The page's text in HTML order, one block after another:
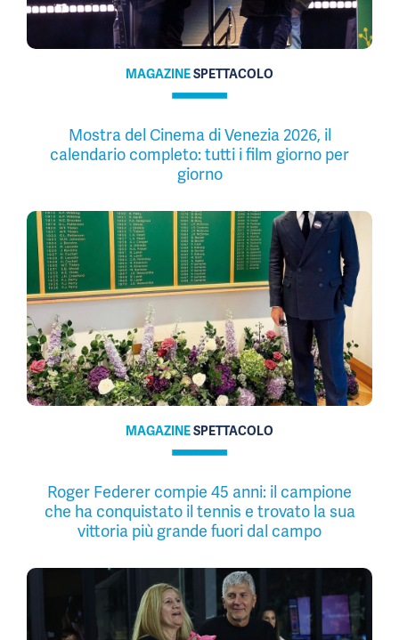
MAGAZINESPETTACOLO
Mostra del Cinema di Venezia 2026, il
calendario completo: tutti i film giorno per
giorno
MAGAZINESPETTACOLO
Roger Federer compie 45 anni: il campione
che ha conquistato il tennis e trovato la sua
vittoria più grande fuori dal campo